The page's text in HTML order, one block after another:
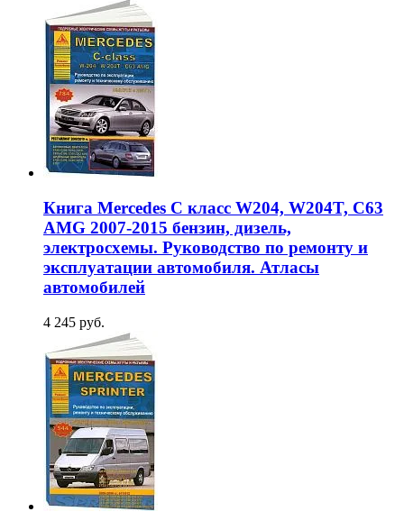
Книга Mercedes C класс W204, W204T, C63
AMG 2007-2015 бензин, дизель,
электросхемы. Руководство по ремонту и
эксплуатации автомобиля. Атласы
автомобилей
4 245 руб.